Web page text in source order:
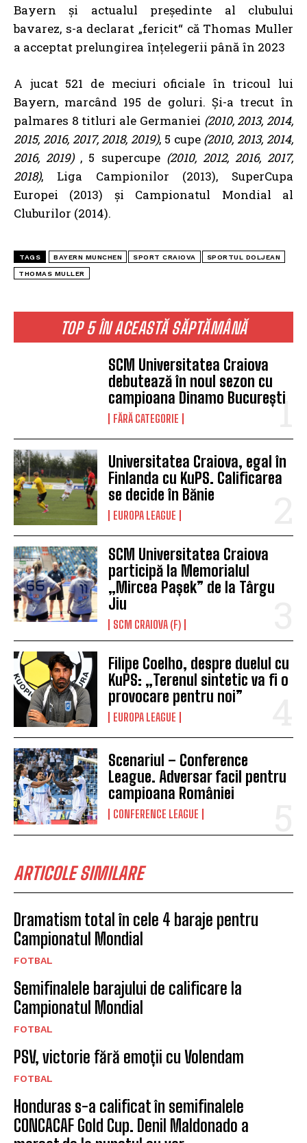
TOP 5 ÎN ACEASTĂ SĂPTĂMÂNĂ
SCM Universitatea Craiova
debutează în noul sezon cu
campioana Dinamo București
FĂRĂ CATEGORIE
Universitatea Craiova, egal în
Finlanda cu KuPS. Calificarea
se decide în Bănie
EUROPA LEAGUE
SCM Universitatea Craiova
participă la Memorialul
„Mircea Pașek” de la Târgu
Jiu
SCM CRAIOVA (F)
Filipe Coelho, despre duelul cu
KuPS: „Terenul sintetic va fi o
provocare pentru noi”
EUROPA LEAGUE
Scenariul – Conference
League. Adversar facil pentru
campioana României
CONFERENCE LEAGUE
ARTICOLE SIMILARE
Dramatism total în cele 4 baraje pentru
Campionatul Mondial
FOTBAL
Semifinalele barajului de calificare la
Campionatul Mondial
FOTBAL
PSV, victorie fără emoții cu Volendam
FOTBAL
Honduras s-a calificat în semifinalele
CONCACAF Gold Cup. Denil Maldonado a
Bayern şi actualul preşedinte al clubului
bavarez, s-a declarat „fericit“ că Thomas Muller
a acceptat prelungirea înţelegerii până în 2023
A jucat 521 de meciuri oficiale în tricoul lui
Bayern, marcând 195 de goluri. Și-a trecut în
palmares 8 titluri ale Germaniei (2010, 2013, 2014,
2015, 2016, 2017, 2018, 2019), 5 cupe (2010, 2013, 2014,
2016, 2019) , 5 supercupe (2010, 2012, 2016, 2017,
2018), Liga Campionilor (2013), SuperCupa
Europei (2013) și Campionatul Mondial al
Cluburilor (2014).
TAGS BAYERN MUNCHEN SPORT CRAIOVA SPORTUL DOLJEAN
THOMAS MULLER